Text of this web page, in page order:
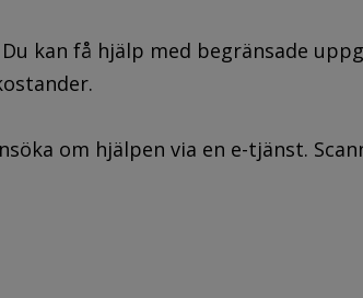
kan få hjälp med begränsade
om hjälpen via en e-tjänst.